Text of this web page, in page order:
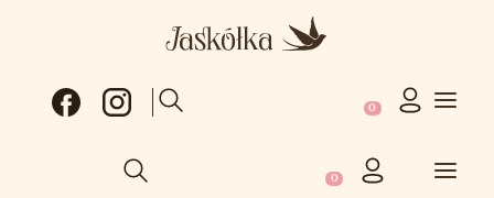
Otwórz wyszukiwarkę Produkty w
Otwórz wyszukiwarkę Produkty w koszyku: